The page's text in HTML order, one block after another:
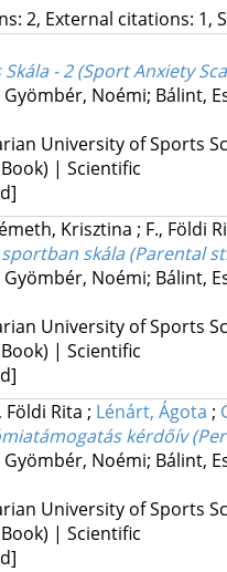
2, External citations: 1,
- 2 (Sport Anxiety
Gyömbér, Noémi; Bálint,
University of Sports
| Scientific
Krisztina ; F., Földi
skála (Parental
Gyömbér, Noémi; Bálint,
University of Sports
| Scientific
Földi Rita ; Lénárt, Ágota ;
kérdőív
Gyömbér, Noémi; Bálint,
University of Sports
| Scientific